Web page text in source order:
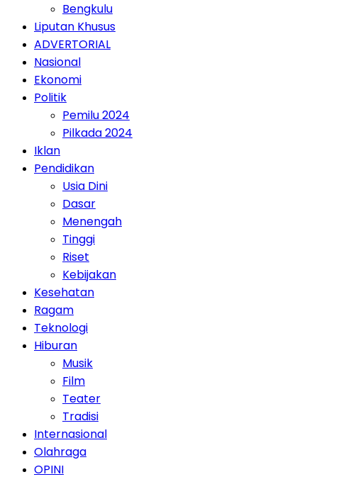
Bengkulu
Liputan Khusus
ADVERTORIAL
Nasional
Ekonomi
Politik
Pemilu 2024
Pilkada 2024
Iklan
Pendidikan
Usia Dini
Dasar
Menengah
Tinggi
Riset
Kebijakan
Kesehatan
Ragam
Teknologi
Hiburan
Musik
Film
Teater
Tradisi
Internasional
Olahraga
OPINI